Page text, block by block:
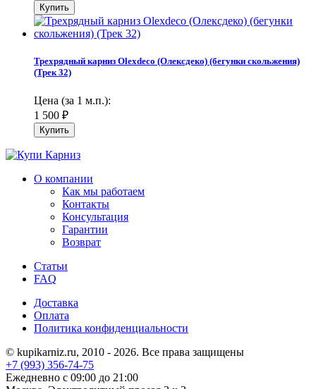
Трехрядный карниз Olexdeco (Олексдеко) (бегунки скольжения)
(Трек 32)
Цена (за 1 м.п.):
1 500 ₽
О компании
Как мы работаем
Контакты
Консультация
Гарантии
Возврат
Статьи
FAQ
Доставка
Оплата
Политика конфиденциальности
© kupikarniz.ru, 2010 - 2026. Все права защищены
+7 (993) 356-74-75
Eжедневно с 09:00 до 21:00